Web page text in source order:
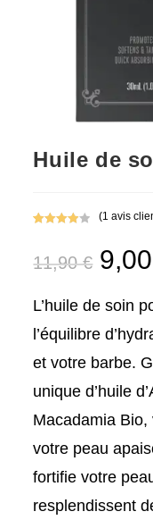
Huile de
basé
notation
(1 avis
11,90€
Le
prix
initial
11,90 €.
L’huile de soin
l’équilibre
et votre barbe.
unique d’huile
Macadamia
votre peau
fortifie votre
resplendissent